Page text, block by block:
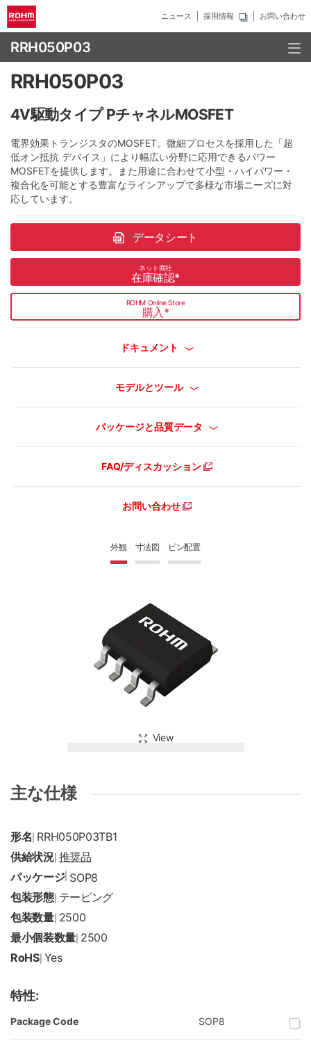
ニュース 採用情報 お問い合わせ
RRH050P03
外観 寸法図 ピン配置
View
RRH050P03
4V駆動タイプ PチャネルMOSFET
電界効果トランジスタのMOSFET。微細プロセスを採用した「超
低オン抵抗 デバイス」により幅広い分野に応用できるパワー
MOSFETを提供します。また用途に合わせて小型・ハイパワー・
複合化を可能とする豊富なラインアップで多様な市場ニーズに対
応しています。
データシート
ネット商社
在庫確認*
ROHM Online Store
購入*
ドキュメント
モデルとツール
パッケージと品質データ
FAQ/ディスカッション
お問い合わせ
主な仕様
形名 RRH050P03TB1
供給状況| 推奨品
パッケージ| SOP8
包装形態| テーピング
包装数量| 2500
最小個装数量 2500
RoHS| Yes
特性:
Package Code SOP8